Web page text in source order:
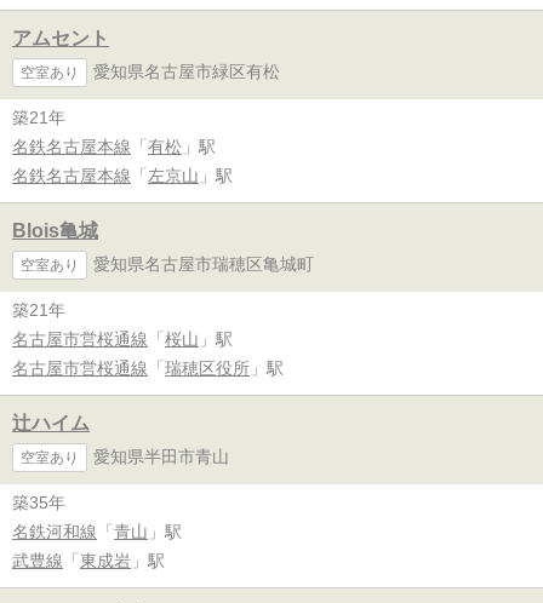
アムセント
空室あり 愛知県名古屋市緑区有松
築21年
名鉄名古屋本線 「 有松 」駅
名鉄名古屋本線 「 左京山 」駅
Blois亀城
空室あり 愛知県名古屋市瑞穂区亀城町
築21年
名古屋市営桜通線 「 桜山 」駅
名古屋市営桜通線 「 瑞穂区役所 」駅
辻ハイム
空室あり 愛知県半田市青山
築35年
名鉄河和線 「 青山 」駅
武豊線 「 東成岩 」駅